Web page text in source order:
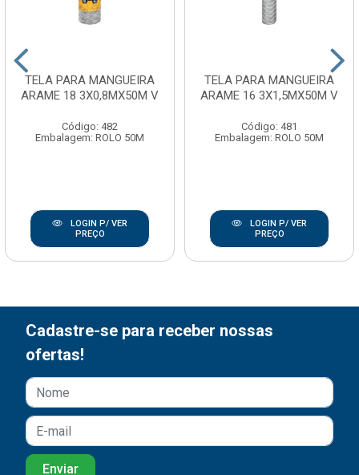
TELA PARA MANGUEIRA
ARAME 18 3X0,8MX50M V
Código: 482
Embalagem: ROLO 50M
LOGIN P/ VER
PREÇO
TELA PARA MANGUEIRA
ARAME 16 3X1,5MX50M V
Código: 481
Embalagem: ROLO 50M
LOGIN P/ VER
PREÇO
Cadastre-se para receber nossas
ofertas!